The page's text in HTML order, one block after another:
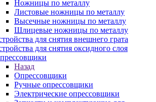
Ножницы по металлу
Листовые ножницы по металлу
Высечные ножницы по металлу
Шлицевые ножницы по металлу
для снятия внешнего грата
для снятия оксидного слоя
Назад
Опрессовщики
Ручные опрессовщики
Электрические опрессовщики